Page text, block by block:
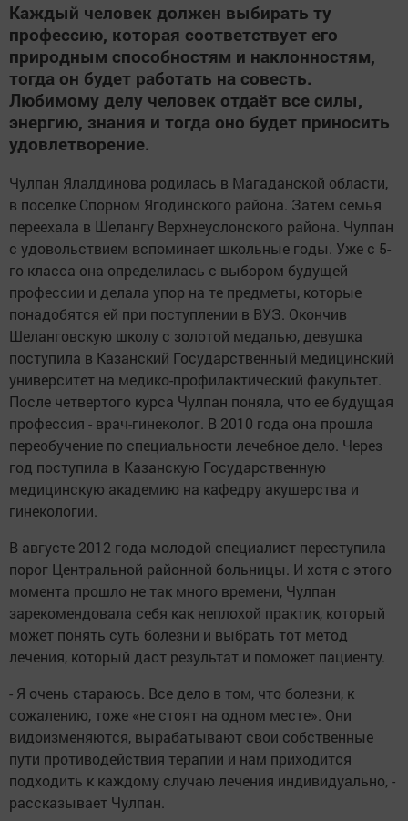
Каждый человек должен выбирать ту
профессию, которая соответствует его
природным способностям и наклонностям,
тогда он будет работать на совесть.
Любимому делу человек отдаёт все силы,
энергию, знания и тогда оно будет приносить
удовлетворение.
Чулпан Ялалдинова родилась в Магаданской области,
в поселке Спорном Ягодинского района. Затем семья
переехала в Шелангу Верхнеуслонского района. Чулпан
с удовольствием вспоминает школьные годы. Уже с 5-
го класса она определилась с выбором будущей
профессии и делала упор на те предметы, которые
понадобятся ей при поступлении в ВУЗ. Окончив
Шеланговскую школу с золотой медалью, девушка
поступила в Казанский Государственный медицинский
университет на медико-профилактический факультет.
После четвертого курса Чулпан поняла, что ее будущая
профессия - врач-гинеколог. В 2010 года она прошла
переобучение по специальности лечебное дело. Через
год поступила в Казанскую Государственную
медицинскую академию на кафедру акушерства и
гинекологии.
В августе 2012 года молодой специалист переступила
порог Центральной районной больницы. И хотя с этого
момента прошло не так много времени, Чулпан
зарекомендовала себя как неплохой практик, который
может понять суть болезни и выбрать тот метод
лечения, который даст результат и поможет пациенту.
- Я очень стараюсь. Все дело в том, что болезни, к
сожалению, тоже «не стоят на одном месте». Они
видоизменяются, вырабатывают свои собственные
пути противодействия терапии и нам приходится
подходить к каждому случаю лечения индивидуально, -
рассказывает Чулпан.